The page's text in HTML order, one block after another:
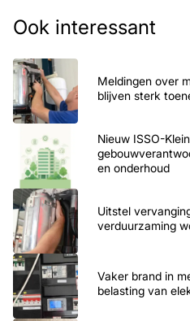
Ook interessant
Meldingen over
blijven sterk
Nieuw ISSO-
en onderhoud
Uitstel
verduurzaming
Vaker brand in
belasting van